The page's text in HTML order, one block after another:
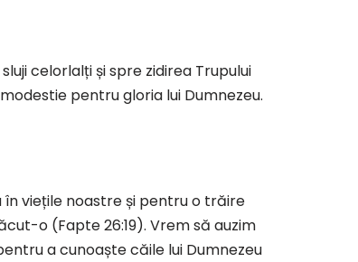
celorlalți și spre zidirea Trupului
pentru gloria lui Dumnezeu.
viețile noastre și pentru o trăire
o (Fapte 26:19). Vrem să auzim
a cunoaște căile lui Dumnezeu